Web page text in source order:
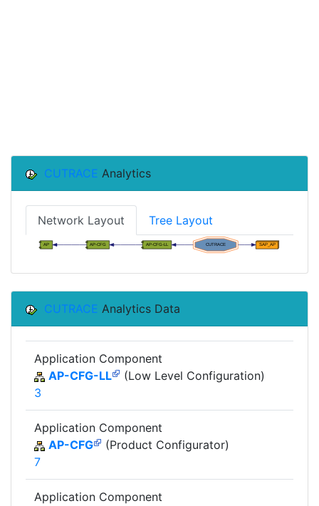
CUTRACE Analytics
Network Layout Tree Layout
CUTRACE Analytics Data
Application Component
AP-CFG-LL
(Low Level Configuration)
3
Application Component
AP-CFG
(Product Configurator)
7
Application Component